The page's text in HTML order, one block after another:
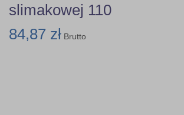
slimakowej 110
84,87 zł Brutto